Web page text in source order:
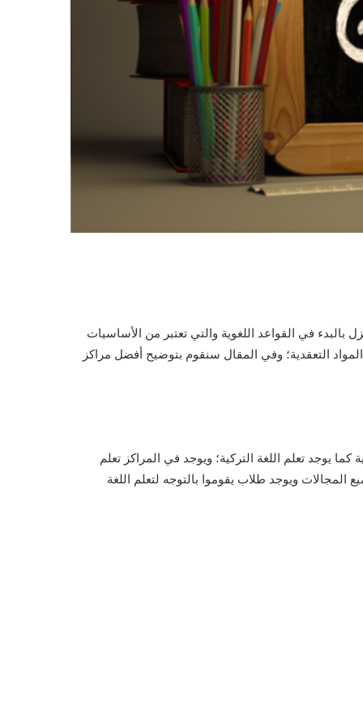
في القواعد اللغوية والتي تعتبر من الأساسيات
التعقدية؛ وفي المقال سنقوم بتوضيح أفضل مراكز
كما يوجد تعلم اللغة التركية؛ ويوجد في المراكز تعلم
ويوجد طلاب يقوموا بالتوجه لتعلم اللغة